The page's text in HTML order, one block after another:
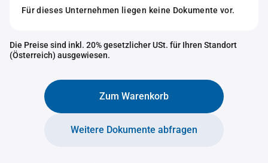
Für dieses Unternehmen liegen keine Dokumente vor.
Die Preise sind inkl. 20% gesetzlicher USt. für Ihren Standort
(Österreich) ausgewiesen.
Zum Warenkorb
Weitere Dokumente abfragen